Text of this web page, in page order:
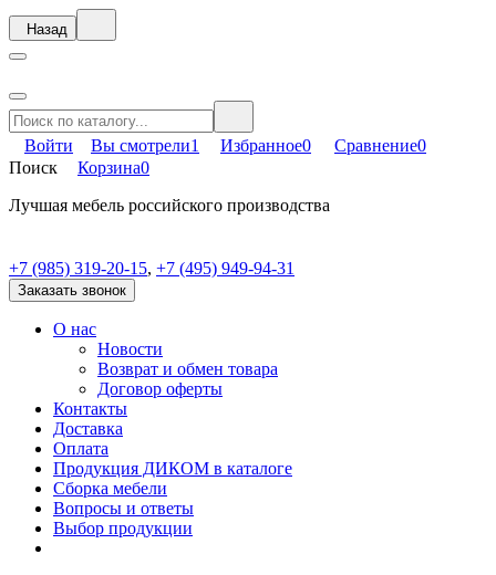
Назад
Войти Вы смотрели1 Избранное0 Сравнение0
Поиск
Корзина0
Лучшая мебель российского производства
+7 (985) 319-20-15, +7 (495) 949-94-31
Заказать звонок
О нас
Новости
Возврат и обмен товара
Договор оферты
Контакты
Доставка
Оплата
Продукция ДИКОМ в каталоге
Сборка мебели
Вопросы и ответы
Выбор продукции